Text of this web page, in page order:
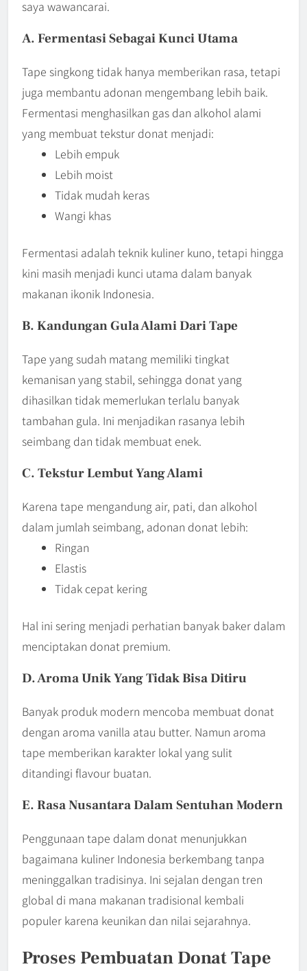
saya wawancarai.
A. Fermentasi Sebagai Kunci Utama
Tape singkong tidak hanya memberikan rasa, tetapi
juga membantu adonan mengembang lebih baik.
Fermentasi menghasilkan gas dan alkohol alami
yang membuat tekstur donat menjadi:
Lebih empuk
Lebih moist
Tidak mudah keras
Wangi khas
Fermentasi adalah teknik kuliner kuno, tetapi hingga
kini masih menjadi kunci utama dalam banyak
makanan ikonik Indonesia.
B. Kandungan Gula Alami Dari Tape
Tape yang sudah matang memiliki tingkat
kemanisan yang stabil, sehingga donat yang
dihasilkan tidak memerlukan terlalu banyak
tambahan gula. Ini menjadikan rasanya lebih
seimbang dan tidak membuat enek.
C. Tekstur Lembut Yang Alami
Karena tape mengandung air, pati, dan alkohol
dalam jumlah seimbang, adonan donat lebih:
Ringan
Elastis
Tidak cepat kering
Hal ini sering menjadi perhatian banyak baker dalam
menciptakan donat premium.
D. Aroma Unik Yang Tidak Bisa Ditiru
Banyak produk modern mencoba membuat donat
dengan aroma vanilla atau butter. Namun aroma
tape memberikan karakter lokal yang sulit
ditandingi flavour buatan.
E. Rasa Nusantara Dalam Sentuhan Modern
Penggunaan tape dalam donat menunjukkan
bagaimana kuliner Indonesia berkembang tanpa
meninggalkan tradisinya. Ini sejalan dengan tren
global di mana makanan tradisional kembali
populer karena keunikan dan nilai sejarahnya.
Proses Pembuatan Donat Tape